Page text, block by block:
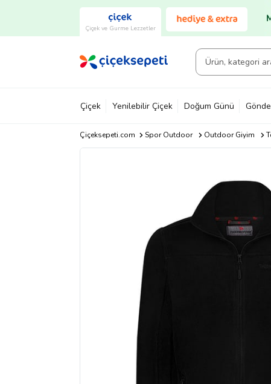
Çiçek ve Gurme Lezzetler
Çiçek Yenilebilir Çiçek Doğum Günü
Çiçeksepeti.com Spor Outdoor Outdoor Giyim